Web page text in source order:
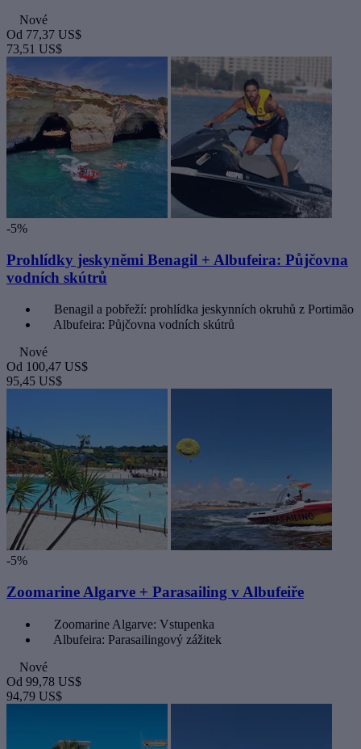
Nové
Od 77,37 US$
73,51 US$
-5%
Prohlídky jeskyněmi Benagil + Albufeira: Půjčovna
vodních skútrů
Benagil a pobřeží: prohlídka jeskynních okruhů z Portimão
Albufeira: Půjčovna vodních skútrů
Nové
Od 100,47 US$
95,45 US$
-5%
Zoomarine Algarve + Parasailing v Albufeiře
Zoomarine Algarve: Vstupenka
Albufeira: Parasailingový zážitek
Nové
Od 99,78 US$
94,79 US$